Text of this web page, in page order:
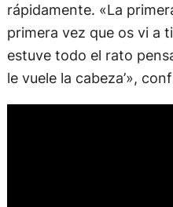
rápidamente. «La
primera vez que os vi a
estuve todo el rato
le vuele la cabeza’»,